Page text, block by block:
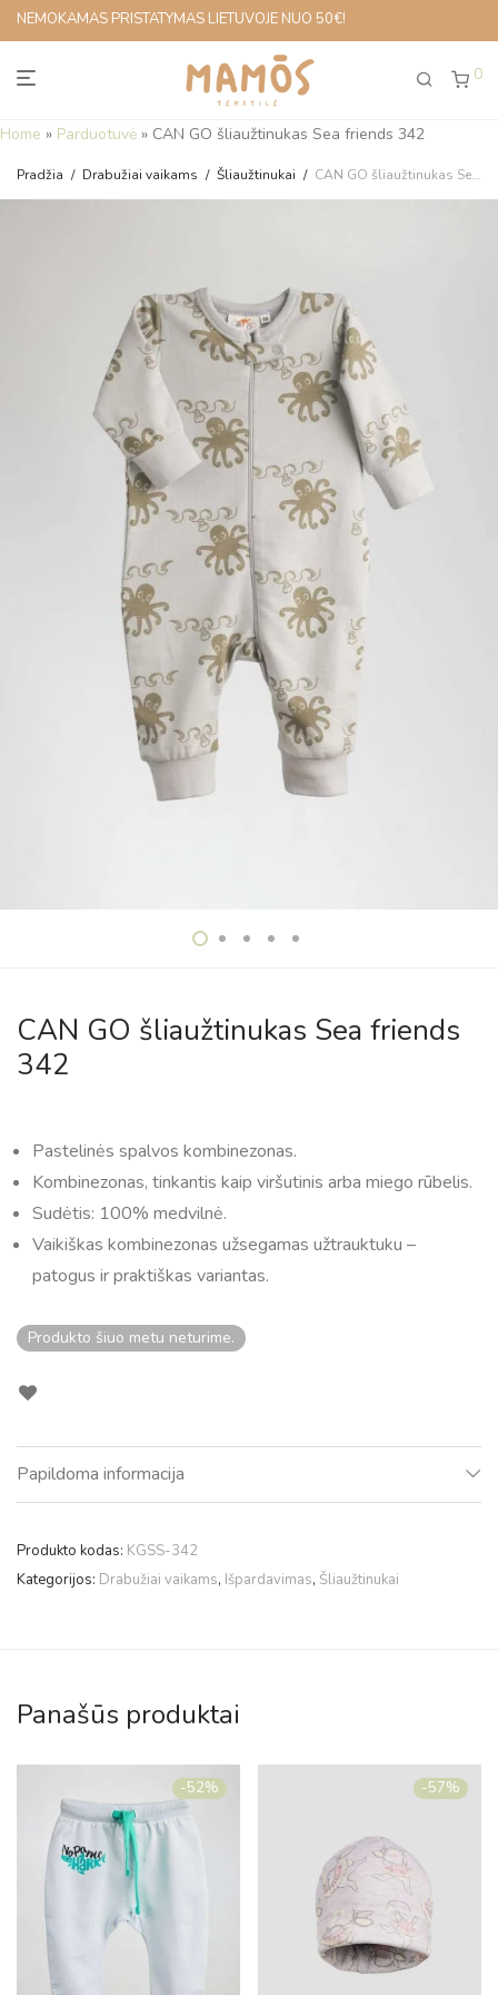
NEMOKAMAS PRISTATYMAS LIETUVOJE NUO 50€!
0
Home » Parduotuvė » CAN GO šliaužtinukas Sea friends 342
Pradžia / Drabužiai vaikams / Šliaužtinukai / CAN GO šliaužtinukas Sea friends 342
CAN GO šliaužtinukas Sea friends
342
Pastelinės spalvos kombinezonas.
Kombinezonas, tinkantis kaip viršutinis arba miego rūbelis.
Sudėtis: 100% medvilnė.
Vaikiškas kombinezonas užsegamas užtrauktuku –
patogus ir praktiškas variantas.
Produkto šiuo metu neturime.
Papildoma informacija
Produkto kodas: KGSS-342
Kategorijos: Drabužiai vaikams, Išpardavimas, Šliaužtinukai
Panašūs produktai
-52% -57%